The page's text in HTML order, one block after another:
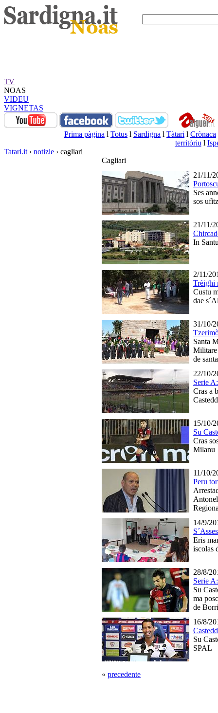
TV
NOAS
VIDEU
VIGNETAS
Prima pàgina l Totus l Sardigna l Tàtari l Crònaca
territòriu l
Tatari.it › notizie › cagliari
Cagliari
21/11/
Ses
sos
21/11/
In
2/11/
Trèighi
Custu
dae
31/10/
Santa
Militare
de
22/10/
Serie
Cras a
15/10/
Su
Cras
Milanu
11/10/
Peru
14/9/
Eris
iscolas
28/8/
Serie
Su
ma
de
16/8/
Su
SPAL
« precedente